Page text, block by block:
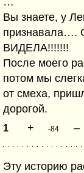
Вы знаете, у
ВИДЕЛА!!!!!!!
После моего
потом мы
от смеха,
дорогой.
1 + -84 –
Эту историю